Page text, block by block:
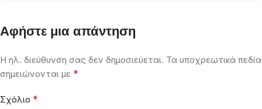
Αφήστε μια απάντηση
Η ηλ. διεύθυνση σας δεν δημοσιεύεται. Τα υποχρεωτικά πεδία
σημειώνονται με *
Σχόλιο *